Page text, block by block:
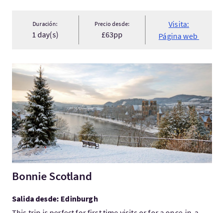
Duración:
1 day(s)
Precio desde:
£63pp
Visita:
Página web
Visita:Bonnie Scotland
Bonnie Scotland
Salida desde: Edinburgh